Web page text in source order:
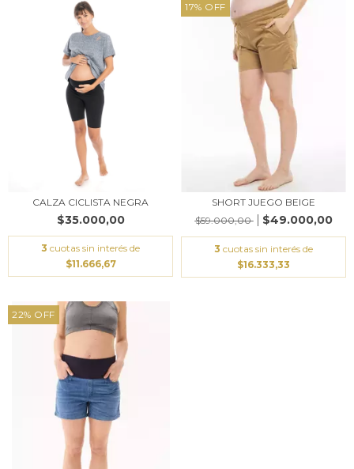
CALZA CICLISTA NEGRA
$35.000,00
3 cuotas sin interés de
$11.666,67
17% OFF
SHORT JUEGO BEIGE
$59.000,00
$49.000,00
3 cuotas sin interés de
$16.333,33
22% OFF